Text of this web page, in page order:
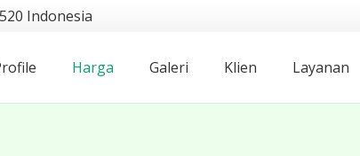
Indonesia
Harga Galeri Klien Layanan